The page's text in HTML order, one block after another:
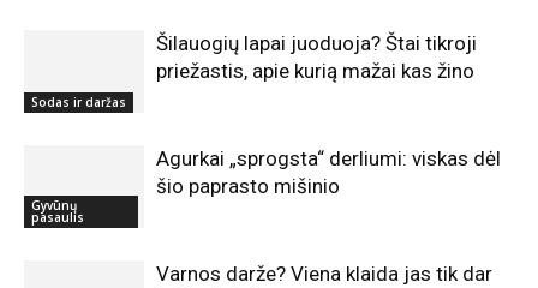
Sodas ir daržas
Šilauogių lapai juoduoja? Štai tikroji
priežastis, apie kurią mažai kas žino
Gyvūnų
pasaulis
Agurkai „sprogsta“ derliumi: viskas dėl
šio paprasto mišinio
Varnos darže? Viena klaida jas tik dar